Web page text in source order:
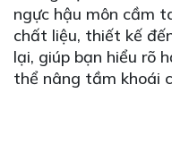
ngực hậu môn cầm
chất liệu, thiết kế
lại, giúp bạn hiểu rõ
thể nâng tầm khoái